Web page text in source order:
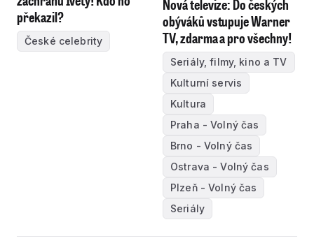
překazil?
České celebrity
Nová televize: Do českých
obýváků vstupuje Warner
TV, zdarma a pro všechny!
Seriály, filmy, kino a TV
Kulturní servis
Kultura
Praha - Volný čas
Brno - Volný čas
Ostrava - Volný čas
Plzeň - Volný čas
Seriály